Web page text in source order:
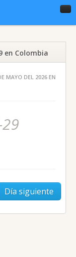
en Colombia
MAYO DEL 2026 EN
Día siguiente